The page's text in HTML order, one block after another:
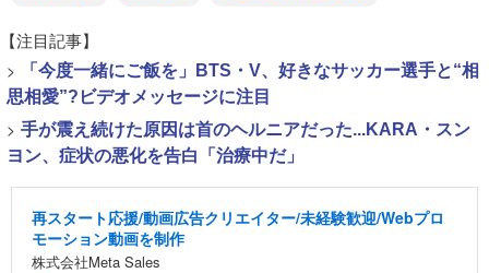
【注目記事】
>
「今度一緒にご飯を」BTS・V、好きなサッカー選手と“相
思相愛”?ビデオメッセージに注目
> 手が震え続けた原因は首のヘルニアだった...KARA・スン
ヨン、症状の悪化を告白「治療中だ」
再スタート応援/動画広告クリエイター/未経験歓迎/Webプロ
モーション動画を制作
株式会社Meta Sales